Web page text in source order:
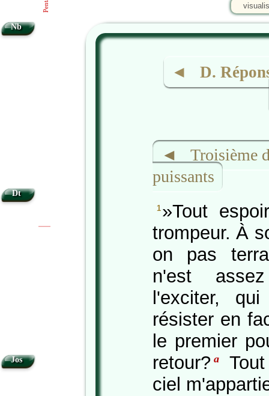
◄ D.
◄ Troisième
puissants
1 »Tout
trompeur. À
on pas
n'est
l'exciter,
résister en
le premier
retour? a
ciel
Nb
Dt
Jos